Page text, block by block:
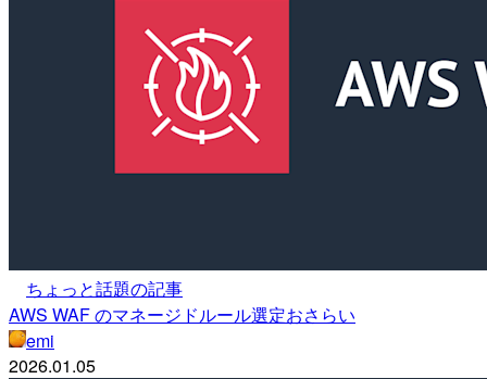
ちょっと話題の記事
AWS WAF のマネージドルール選定おさらい
emi
2026.01.05